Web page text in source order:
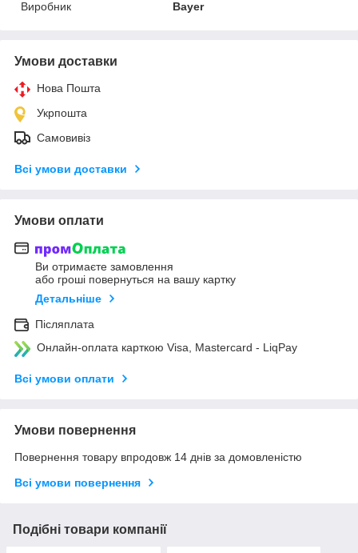
Виробник
Bayer
Умови доставки
Нова Пошта
Укрпошта
Самовивіз
Всі умови доставки
Умови оплати
Ви отримаєте замовлення
або гроші повернуться на вашу картку
Детальніше
Післяплата
Онлайн-оплата карткою Visa, Mastercard - LiqPay
Всі умови оплати
Умови повернення
Повернення товару впродовж 14 днів за домовленістю
Всі умови повернення
Подібні товари компанії